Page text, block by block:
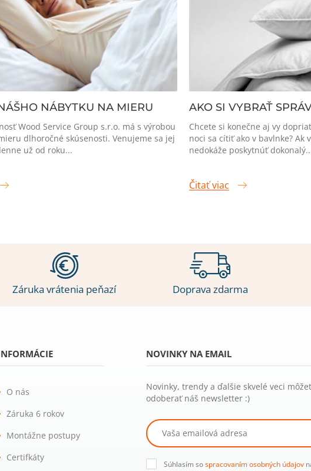
NÁBYTKU NA MIERU
Wood Service Group s.r.o. má s výrobou
dlhoročné skúsenosti. Venujeme sa jej
už od roku...
AKO SI VYBRAŤ
Chcete si konečne aj vy
noci sa cítiť ako v bavlnke? Ak
nedokáže poskytnúť
Čitať viac
Záruka vrátenia peňazí Doprava zdarma
O nás
Záruka 6 rokov
Montážne postupy
Certifkáty
NOVINKY NA EMAIL
Novinky, trendy a ďalšie skvelé veci
odoberať náš newsletter :)
Súhlasím sospracovaním osobných údajov